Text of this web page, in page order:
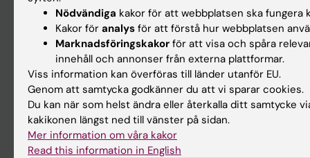
Forskning
På gång
Nyheter
Kalender
Nödvändiga kakor för att webbplatsen ska fungera
Kakor för analys för att förstå hur webbplatsen
Marknadsföringskakor för att visa och spåra
innehåll och annonser från externa plattformar.
Viss information kan överföras till länder utanför EU.
Genom att samtycka godkänner du att vi sparar cookies.
Du kan när som helst ändra eller återkalla ditt samtycke
kakikonen längst ned till vänster på sidan.
Mer information om våra kakor
Read this information in English